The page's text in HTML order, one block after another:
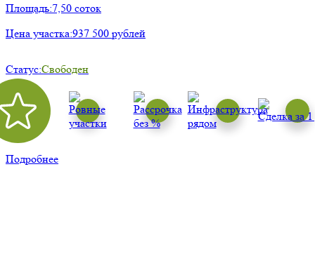
Площадь:7,50 соток
Цена участка:937 500 рублей
Статус:Свободен
Подробнее